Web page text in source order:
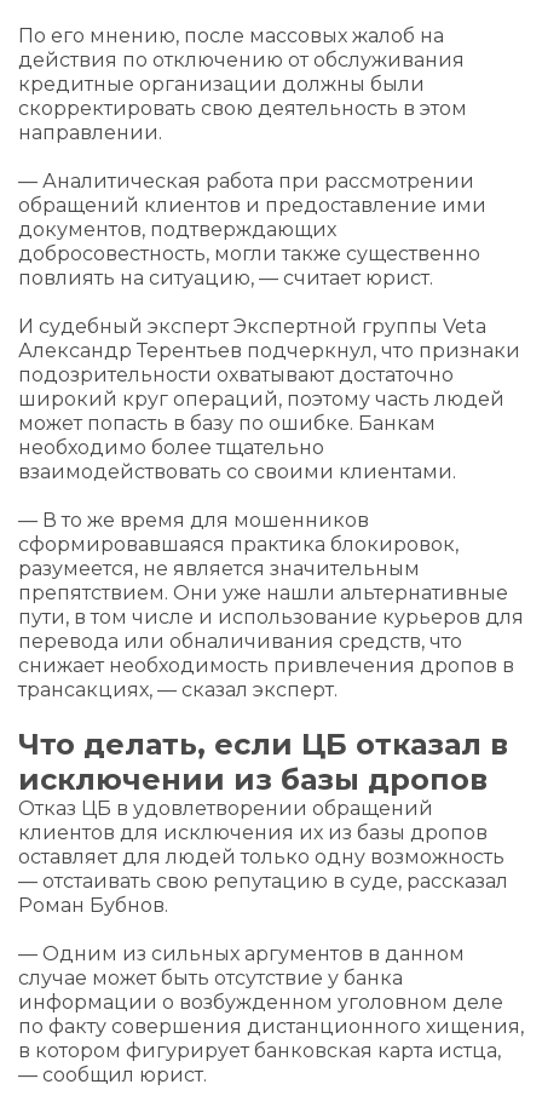
По его мнению, после массовых жалоб на
действия по отключению от обслуживания
кредитные организации должны были
скорректировать свою деятельность в этом
направлении.
— Аналитическая работа при рассмотрении
обращений клиентов и предоставление ими
документов, подтверждающих
добросовестность, могли также существенно
повлиять на ситуацию, — считает юрист.
И судебный эксперт Экспертной группы Veta
Александр Терентьев подчеркнул, что признаки
подозрительности охватывают достаточно
широкий круг операций, поэтому часть людей
может попасть в базу по ошибке. Банкам
необходимо более тщательно
взаимодействовать со своими клиентами.
— В то же время для мошенников
сформировавшаяся практика блокировок,
разумеется, не является значительным
препятствием. Они уже нашли альтернативные
пути, в том числе и использование курьеров для
перевода или обналичивания средств, что
снижает необходимость привлечения дропов в
трансакциях, — сказал эксперт.
Что делать, если ЦБ отказал в
исключении из базы дропов
Отказ ЦБ в удовлетворении обращений
клиентов для исключения их из базы дропов
оставляет для людей только одну возможность
— отстаивать свою репутацию в суде, рассказал
Роман Бубнов.
— Одним из сильных аргументов в данном
случае может быть отсутствие у банка
информации о возбужденном уголовном деле
по факту совершения дистанционного хищения,
в котором фигурирует банковская карта истца,
— сообщил юрист.